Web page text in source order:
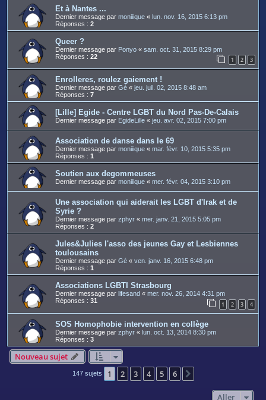
Et à Nantes ...
Dernier message par moniiique « lun. nov. 16, 2015 6:13 pm
Réponses : 2
Queer ?
Dernier message par Ponyo « sam. oct. 31, 2015 8:29 pm
Réponses : 22 1 2 3
Enrolleres, roulez gaiement !
Dernier message par Gé « jeu. juil. 02, 2015 8:48 am
Réponses : 7
[Lille] Egide - Centre LGBT du Nord Pas-De-Calais
Dernier message par EgideLille « jeu. avr. 02, 2015 7:00 pm
Association de danse dans le 69
Dernier message par moniiique « mar. févr. 10, 2015 5:35 pm
Réponses : 1
Soutien aux degommeuses
Dernier message par moniiique « mer. févr. 04, 2015 3:10 pm
Une association qui aiderait les LGBT d'Irak et de
Syrie ?
Dernier message par zphyr « mer. janv. 21, 2015 5:05 pm
Réponses : 2
Jules&Julies l'asso des jeunes Gay et Lesbiennes
toulousains
Dernier message par Gé « ven. janv. 16, 2015 6:48 pm
Réponses : 1
Associations LGBTI Strasbourg
Dernier message par lifesand « mer. nov. 26, 2014 4:31 pm
Réponses : 31 1 2 3 4
SOS Homophobie intervention en collège
Dernier message par zphyr « lun. oct. 13, 2014 8:30 pm
Réponses : 3
Nouveau sujet
147 sujets 1 2 3 4 5 6
Aller